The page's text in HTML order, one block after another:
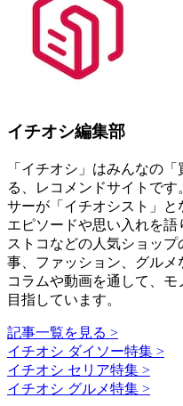
イチオシ編集部
「イチオシ」はみんなの
る、レコメンドサイトで
サーが「イチオシスト」
エピソードや思い入れを
ストコなどの人気ショッ
事、ファッション、グル
コラムや動画を通して、
目指しています。
記事一覧を見る >
イチオシ ダイソー特集 >
イチオシ セリア特集 >
イチオシ グルメ特集 >